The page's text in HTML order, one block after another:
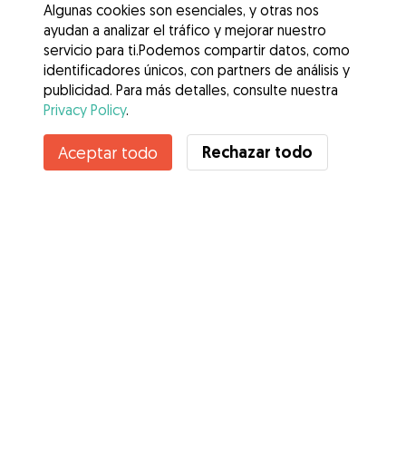
Algunas cookies son esenciales, y otras nos
ayudan a analizar el tráfico y mejorar nuestro
servicio para ti.Podemos compartir datos, como
identificadores únicos, con partners de análisis y
publicidad. Para más detalles, consulte nuestra
Privacy Policy.
Aceptar todo Rechazar todo